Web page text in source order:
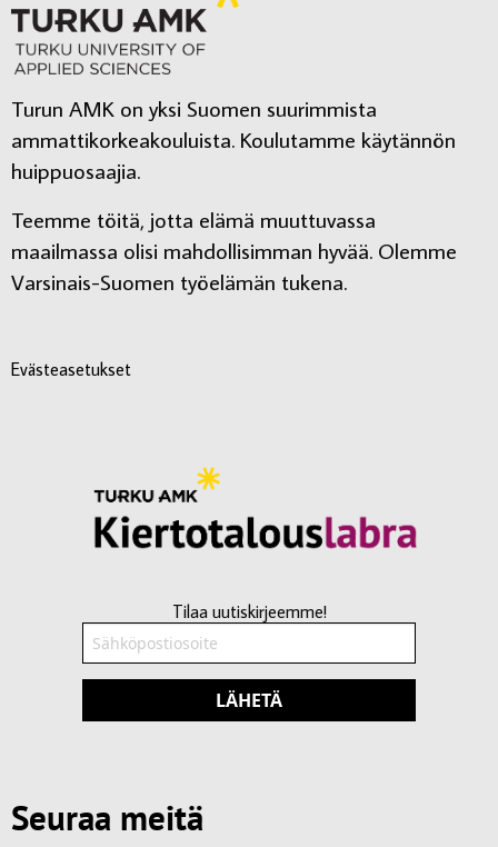
Turun AMK on yksi Suomen suurimmista
ammattikorkeakouluista. Koulutamme käytännön
huippuosaajia.
Teemme töitä, jotta elämä muuttuvassa
maailmassa olisi mahdollisimman hyvää. Olemme
Varsinais-Suomen työelämän tukena.
Evästeasetukset
Tilaa uutiskirjeemme!
LÄHETÄ
Seuraa meitä